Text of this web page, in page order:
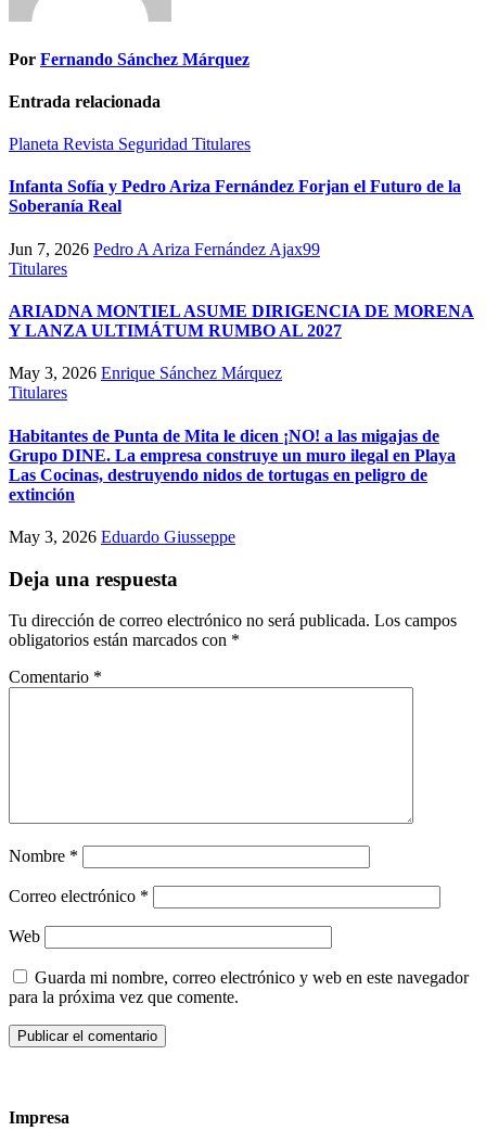
Por Fernando Sánchez Márquez
Entrada relacionada
Planeta Revista Seguridad Titulares
Infanta Sofía y Pedro Ariza Fernández Forjan el Futuro de la
Soberanía Real
Jun 7, 2026 Pedro A Ariza Fernández Ajax99
Titulares
ARIADNA MONTIEL ASUME DIRIGENCIA DE MORENA
Y LANZA ULTIMÁTUM RUMBO AL 2027
May 3, 2026 Enrique Sánchez Márquez
Titulares
Habitantes de Punta de Mita le dicen ¡NO! a las migajas de
Grupo DINE. La empresa construye un muro ilegal en Playa
Las Cocinas, destruyendo nidos de tortugas en peligro de
extinción
May 3, 2026 Eduardo Giusseppe
Deja una respuesta
Tu dirección de correo electrónico no será publicada. Los campos
obligatorios están marcados con *
Comentario *
Nombre *
Correo electrónico *
Web
Guarda mi nombre, correo electrónico y web en este navegador
para la próxima vez que comente.
Impresa